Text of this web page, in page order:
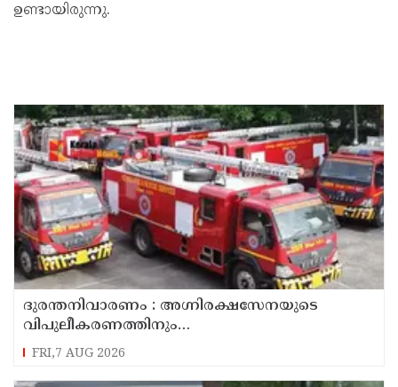
ഉണ്ടായിരുന്നു.
ദുരന്തനിവാരണം : അഗ്നിരക്ഷസേനയുടെ
വിപുലീകരണത്തിനും
ആധുനികവത്കരണത്തിനുമായി 64.21 കോടി
രൂപ കൂടി അനുവദിച്ചു
FRI,7 AUG 2026